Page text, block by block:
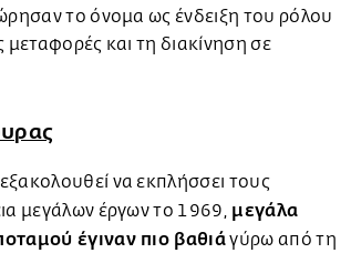
το όνομα ως ένδειξη του ρόλου
μεταφορές και τη διακίνηση σε
να εκπλήσσει τους
μεγάλων έργων το 1969, μεγάλα
έγιναν πιο βαθιάγύρω από τη